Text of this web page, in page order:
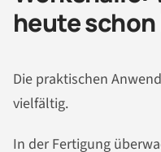
heute
Die praktischen
vielfältig.
In der Fertigung